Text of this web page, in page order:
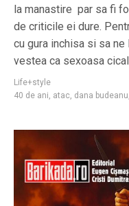
la manastire par sa fi
de criticile ei dure.
cu gura inchisa si sa
vestea ca sexoasa
Life+style
40 de ani, atac, dana budeanu